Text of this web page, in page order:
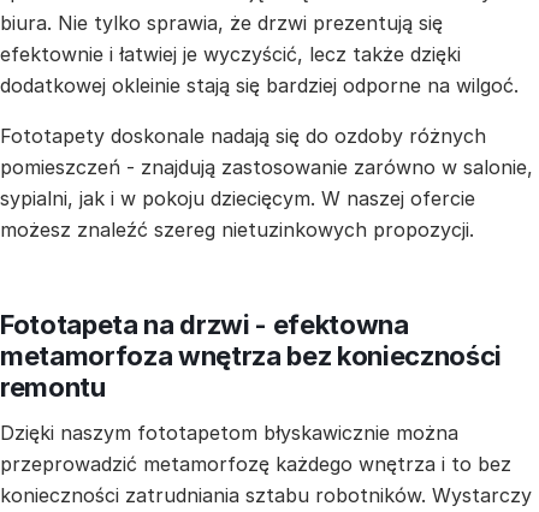
biura. Nie tylko sprawia, że drzwi prezentują się
efektownie i łatwiej je wyczyścić, lecz także dzięki
dodatkowej okleinie stają się bardziej odporne na wilgoć.
Fototapety doskonale nadają się do ozdoby różnych
pomieszczeń - znajdują zastosowanie zarówno w salonie,
sypialni, jak i w pokoju dziecięcym. W naszej ofercie
możesz znaleźć szereg nietuzinkowych propozycji.
Fototapeta na drzwi - efektowna
metamorfoza wnętrza bez konieczności
remontu
Dzięki naszym fototapetom błyskawicznie można
przeprowadzić metamorfozę każdego wnętrza i to bez
konieczności zatrudniania sztabu robotników. Wystarczy